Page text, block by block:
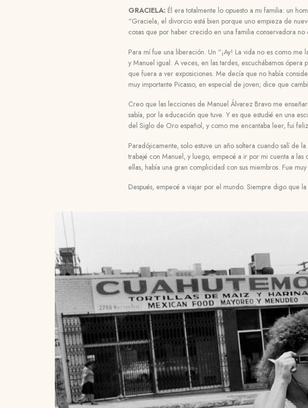
GRACIELA: Él era totalmente lo opuesto a mi familia: un
“Graciela, el divorcio está bien porque uno empieza de
cosas que por haber crecido en una familia conservadora no
Para mí fue una liberación. Un “¡Ay! La vida no es como me
y Manuel igual. A veces, en las tardes, escuchábamos
que fuera a ver exposiciones. Me decía que no había
muy importante Picasso, en especial de joven; dice que
Creo que las lecciones de Manuel Álvarez Bravo me
sabía, por la educación que tuve. Y es que estudié en una
del Siglo de Oro español, y como me encantaba leer, fui
Paradójicamente, solo estuve un año soltera cuando salí de
trabajé con Manuel, y luego, empecé a ir por mi cuenta a
ellas, había una gran complicidad con sus miembros. Fue
Después, empecé a viajar por el mundo. Siempre digo que